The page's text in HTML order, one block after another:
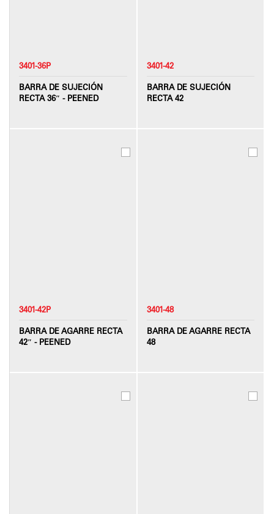
3401-36P
BARRA DE SUJECIÓN
RECTA 36″ - PEENED
3401-42
BARRA DE SUJECIÓN
RECTA 42
3401-42P
BARRA DE AGARRE RECTA
42″ - PEENED
3401-48
BARRA DE AGARRE RECTA
48